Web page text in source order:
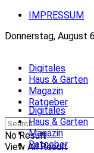
IMPRESSUM
Donnerstag, August
Digitales
Haus & Garten
Magazin
Ratgeber
No Result
View All Result
Digitales
Haus & Garten
Magazin
Ratgeber